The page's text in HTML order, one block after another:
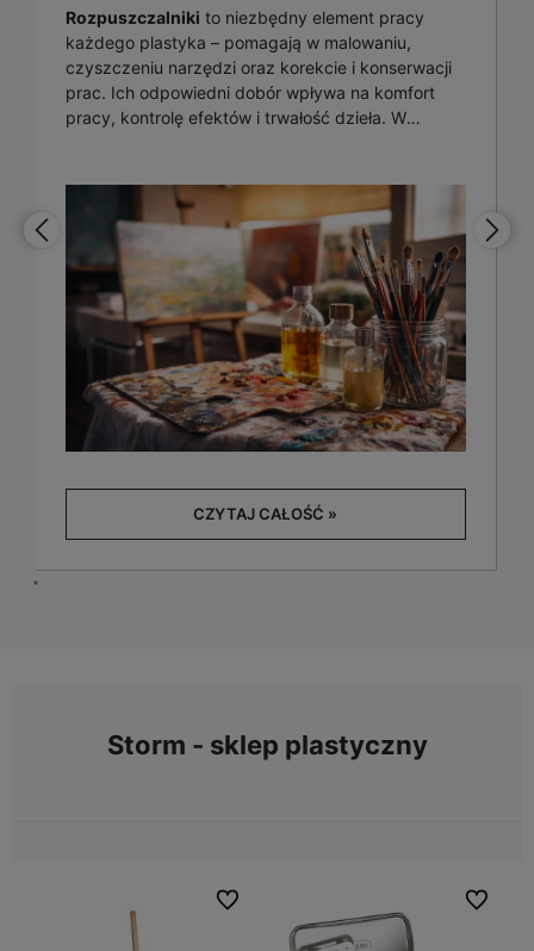
Rozpuszczalniki to niezbędny element pracy
każdego plastyka – pomagają w malowaniu,
czyszczeniu narzędzi oraz korekcie i konserwacji
prac. Ich odpowiedni dobór wpływa na komfort
pracy, kontrolę efektów i trwałość dzieła. W
z nich korzystać w pracowni.
CZYTAJ CAŁOŚĆ »
Storm - sklep plastyczny
Do ulubionych Do